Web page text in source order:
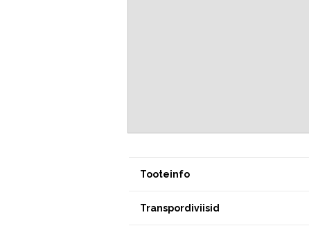
Tooteinfo
Transpordiviisid